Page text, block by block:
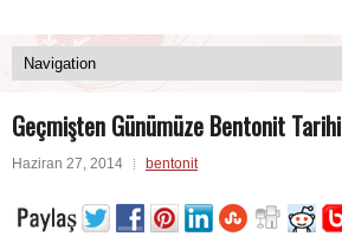
Geçmişten Günümüze Bentonit Tarihi
Haziran 27, 2014 bentonit